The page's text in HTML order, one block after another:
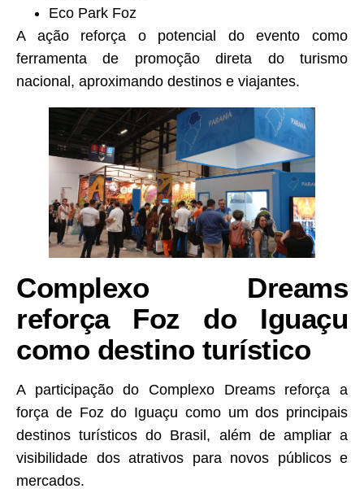
Eco Park Foz
A ação reforça o potencial do evento como
ferramenta de promoção direta do turismo
nacional, aproximando destinos e viajantes.
Complexo Dreams
reforça Foz do Iguaçu
como destino turístico
A participação do Complexo Dreams reforça a
força de Foz do Iguaçu como um dos principais
destinos turísticos do Brasil, além de ampliar a
visibilidade dos atrativos para novos públicos e
mercados.